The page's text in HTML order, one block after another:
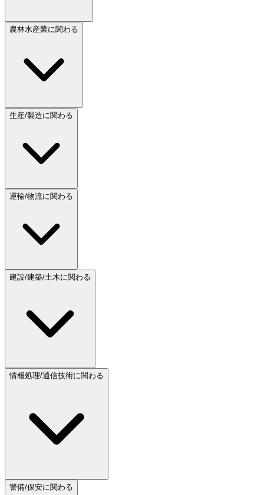
農林水産業に関わる
生産/製造に関わる
運輸/物流に関わる
建設/建築/土木に関わる
情報処理/通信技術に関わる
警備/保安に関わる